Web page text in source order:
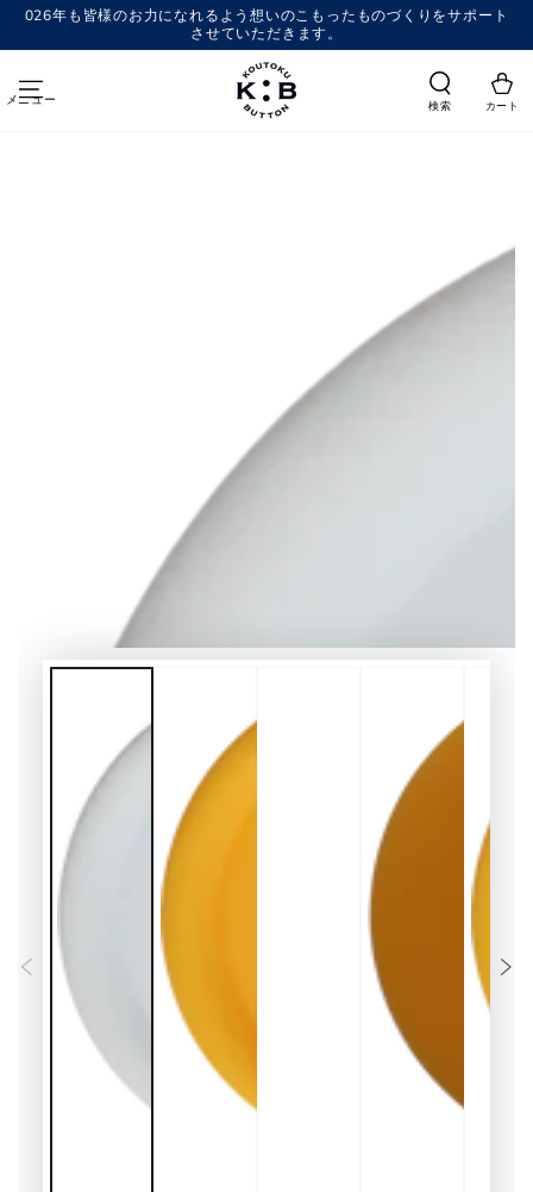
コンテンツにスキッ
026年も皆様のお力になれるよう想いのこもったものづくりをサポート
させていただきます。
メニュー 検索 カート